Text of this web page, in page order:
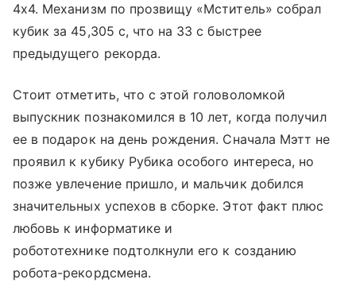
4x4. Механизм по прозвищу «Мститель» собрал
кубик за 45,305 с, что на 33 с быстрее
предыдущего рекорда.
Стоит отметить, что с этой головоломкой
выпускник познакомился в 10 лет, когда получил
ее в подарок на день рождения. Сначала Мэтт не
проявил к кубику Рубика особого интереса, но
позже увлечение пришло, и мальчик добился
значительных успехов в сборке. Этот факт плюс
любовь к информатике и
робототехнике подтолкнули его к созданию
робота-рекордсмена.